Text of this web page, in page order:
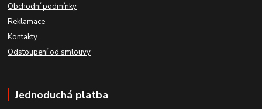
Obchodní podmínky
Reklamace
Kontakty
Odstoupení od smlouvy
Jednoduchá platba